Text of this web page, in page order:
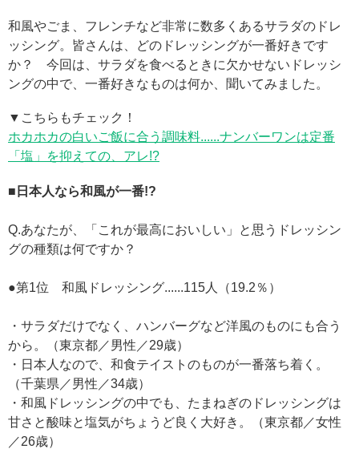
和風やごま、フレンチなど非常に数多くあるサラダのドレ
ッシング。皆さんは、どのドレッシングが一番好きです
か？ 今回は、サラダを食べるときに欠かせないドレッシ
ングの中で、一番好きなものは何か、聞いてみました。
▼こちらもチェック！
ホカホカの白いご飯に合う調味料......ナンバーワンは定番
「塩」を抑えての、アレ!?
■日本人なら和風が一番!?
Q.あなたが、「これが最高においしい」と思うドレッシン
グの種類は何ですか？
●第1位 和風ドレッシング......115人（19.2％）
・サラダだけでなく、ハンバーグなど洋風のものにも合う
から。（東京都／男性／29歳）
・日本人なので、和食テイストのものが一番落ち着く。
（千葉県／男性／34歳）
・和風ドレッシングの中でも、たまねぎのドレッシングは
甘さと酸味と塩気がちょうど良く大好き。（東京都／女性
／26歳）